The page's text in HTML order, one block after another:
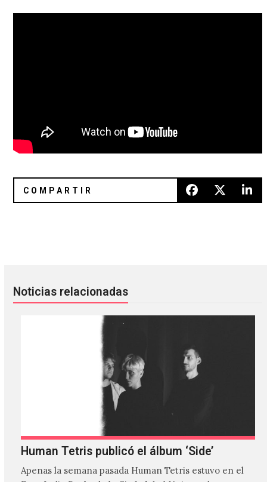
Noticias relacionadas
Human Tetris publicó el álbum ‘Side’
Apenas la semana pasada Human Tetris estuvo en el